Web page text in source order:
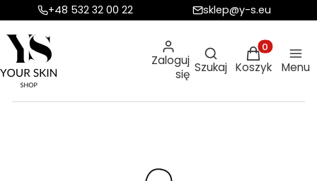
+48 532 32 00 22 sklep@y-s.eu
Zaloguj
się
Otwórz
Szukaj
Produkty w
Koszyk Menu